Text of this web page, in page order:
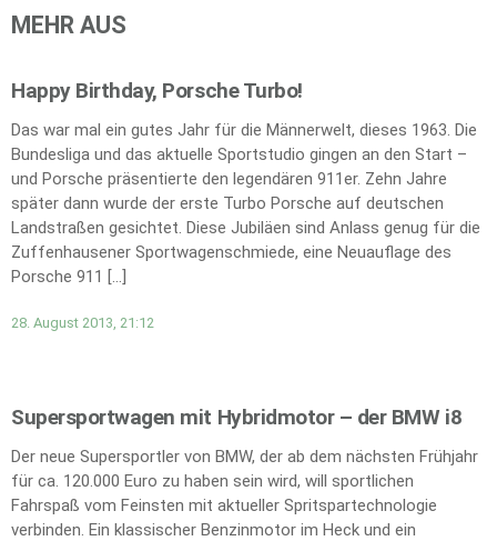
MEHR AUS
Happy Birthday, Porsche Turbo!
Das war mal ein gutes Jahr für die Männerwelt, dieses 1963. Die
Bundesliga und das aktuelle Sportstudio gingen an den Start –
und Porsche präsentierte den legendären 911er. Zehn Jahre
später dann wurde der erste Turbo Porsche auf deutschen
Landstraßen gesichtet. Diese Jubiläen sind Anlass genug für die
Zuffenhausener Sportwagenschmiede, eine Neuauflage des
Porsche 911 […]
28. August 2013, 21:12
Supersportwagen mit Hybridmotor – der BMW i8
Der neue Supersportler von BMW, der ab dem nächsten Frühjahr
für ca. 120.000 Euro zu haben sein wird, will sportlichen
Fahrspaß vom Feinsten mit aktueller Spritspartechnologie
verbinden. Ein klassischer Benzinmotor im Heck und ein